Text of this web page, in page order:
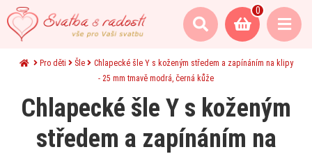
0
Pro děti Šle
Chlapecké šle Y s koženým středem a zapínáním na klipy
- 25 mm tmavě modrá, černá kůže
Chlapecké šle Y s koženým
středem a zapínáním na